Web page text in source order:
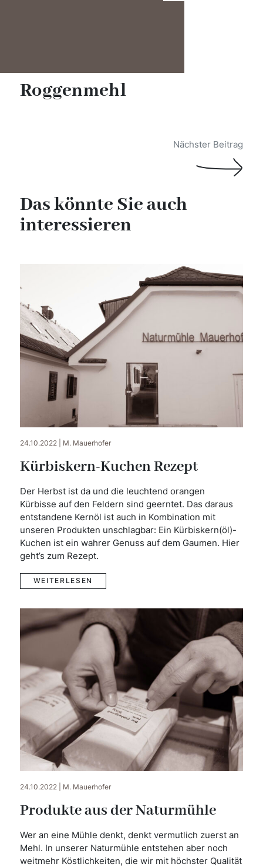
Roggenmehl
BeitragsnavigationNächster Beitrag
Das könnte Sie auch
interessieren
24.10.2022 | M. Mauerhofer
Kürbiskern-Kuchen Rezept
Der Herbst ist da und die leuchtend orangen
Kürbisse auf den Feldern sind geerntet. Das daraus
entstandene Kernöl ist auch in Kombination mit
unseren Produkten unschlagbar: Ein Kürbiskern(öl)-
Kuchen ist ein wahrer Genuss auf dem Gaumen. Hier
geht’s zum Rezept.
WEITERLESEN
24.10.2022 | M. Mauerhofer
Produkte aus der Naturmühle
Wer an eine Mühle denkt, denkt vermutlich zuerst an
Mehl. In unserer Naturmühle entstehen aber noch
weitmehr Köstlichkeiten, die wir mit höchster Qualität